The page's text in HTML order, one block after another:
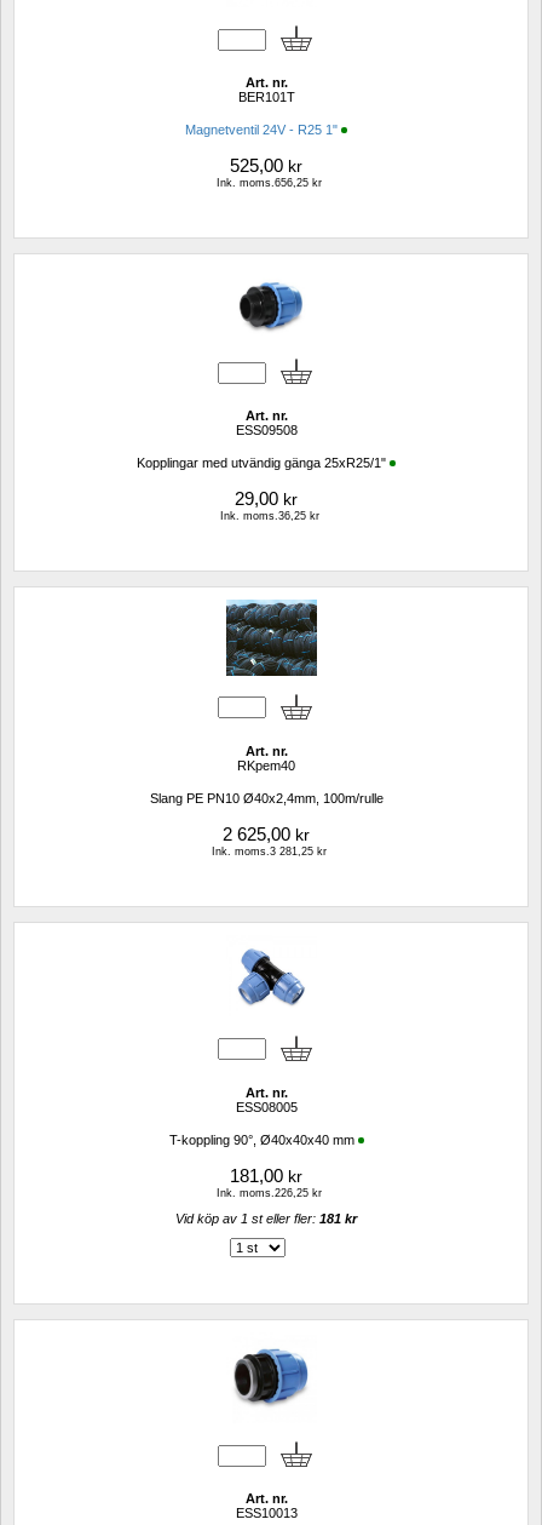
Art. nr.
BER101T
Magnetventil 24V - R25 1"
525,00 kr
Ink. moms.656,25 kr
Art. nr.
ESS09508
Kopplingar med utvändig gänga 25xR25/1"
29,00 kr
Ink. moms.36,25 kr
Art. nr.
RKpem40
Slang PE PN10 Ø40x2,4mm, 100m/rulle
2 625,00 kr
Ink. moms.3 281,25 kr
Art. nr.
ESS08005
T-koppling 90°, Ø40x40x40 mm
181,00 kr
Ink. moms.226,25 kr
Vid köp av 1 st eller fler: 181 kr
Art. nr.
ESS10013